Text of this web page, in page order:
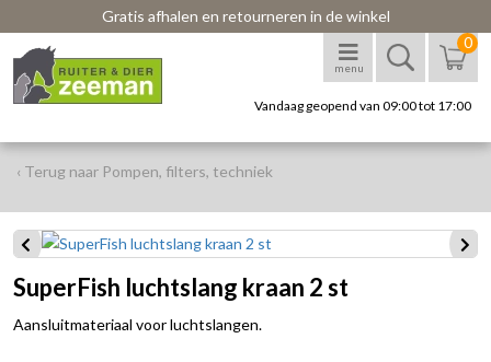
Gratis afhalen en retourneren in de winkel
menu
0
Vandaag geopend van 09:00 tot 17:00
‹ Terug naar Pompen, filters, techniek
SuperFish luchtslang kraan 2 st
Aansluitmateriaal voor luchtslangen.